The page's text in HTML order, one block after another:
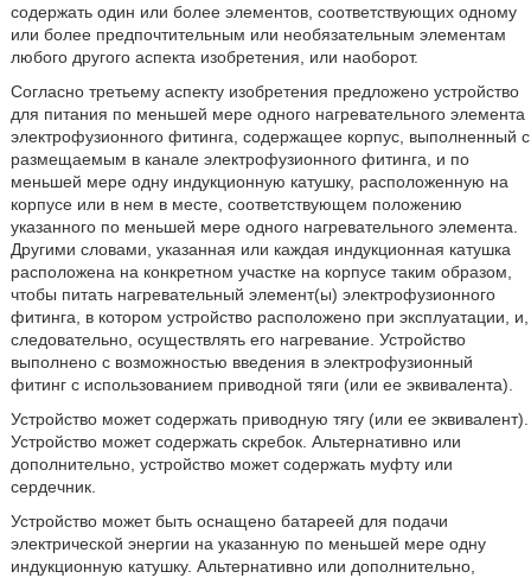
содержать один или более элементов, соответствующих одному
или более предпочтительным или необязательным элементам
любого другого аспекта изобретения, или наоборот.
Согласно третьему аспекту изобретения предложено устройство
для питания по меньшей мере одного нагревательного элемента
электрофузионного фитинга, содержащее корпус, выполненный с
размещаемым в канале электрофузионного фитинга, и по
меньшей мере одну индукционную катушку, расположенную на
корпусе или в нем в месте, соответствующем положению
указанного по меньшей мере одного нагревательного элемента.
Другими словами, указанная или каждая индукционная катушка
расположена на конкретном участке на корпусе таким образом,
чтобы питать нагревательный элемент(ы) электрофузионного
фитинга, в котором устройство расположено при эксплуатации, и,
следовательно, осуществлять его нагревание. Устройство
выполнено с возможностью введения в электрофузионный
фитинг с использованием приводной тяги (или ее эквивалента).
Устройство может содержать приводную тягу (или ее эквивалент).
Устройство может содержать скребок. Альтернативно или
дополнительно, устройство может содержать муфту или
сердечник.
Устройство может быть оснащено батареей для подачи
электрической энергии на указанную по меньшей мере одну
индукционную катушку. Альтернативно или дополнительно,